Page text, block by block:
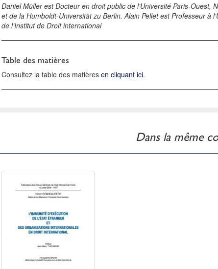
Daniel Müller est Docteur en droit public de l’Université Paris-Ouest,
et de la Humboldt-Universität zu Berlin. Alain Pellet est Professeur à
de l’Institut de Droit international
Table des matières
Consultez la table des matièresen cliquant ici.
Dans la même